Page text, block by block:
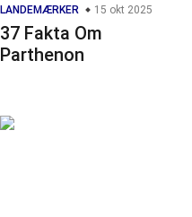
LANDEMÆRKER 15 okt 2025
37 Fakta Om
Parthenon